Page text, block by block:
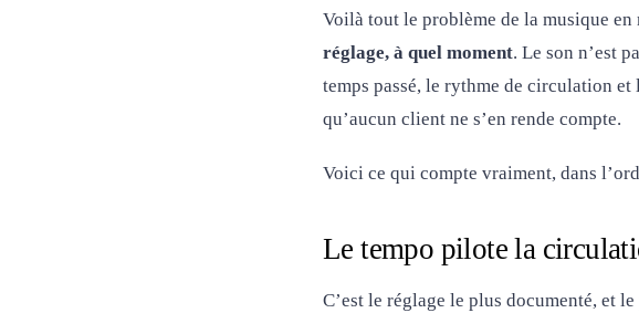
Voilà tout le problème de la musique en
réglage, à quel moment. Le son n’est
temps passé, le rythme de circulation
qu’aucun client ne s’en rende compte.
Voici ce qui compte vraiment, dans
Le tempo pilote la
C’est le réglage le plus documenté, et